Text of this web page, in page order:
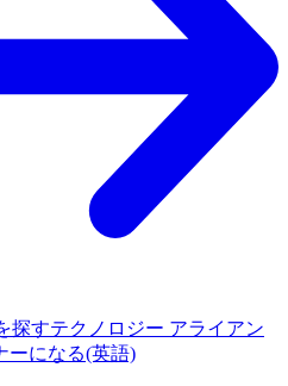
探すテクノロジー アライアン
ーになる(英語)